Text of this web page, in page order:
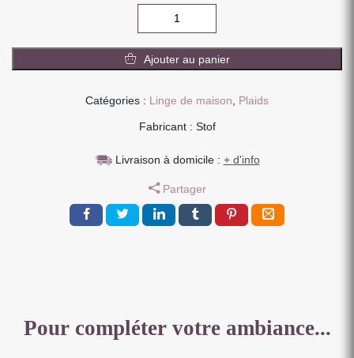
MAGNUS
130
CM
Ajouter au panier
Catégories : Linge de maison, Plaids
Fabricant : Stof
Livraison à domicile : + d'info
Partager
Pour compléter votre ambiance...